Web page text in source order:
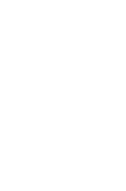
Вячеслав